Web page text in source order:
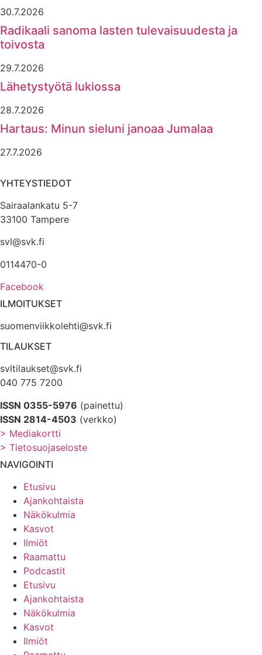
30.7.2026
Radikaali sanoma lasten tulevaisuudesta ja
toivosta
29.7.2026
Lähetystyötä lukiossa
28.7.2026
Hartaus: Minun sieluni janoaa Jumalaa
27.7.2026
YHTEYSTIEDOT
Sairaalankatu 5-7
33100 Tampere
svl@svk.fi
0114470-0
Facebook
ILMOITUKSET
suomenviikkolehti@svk.fi
TILAUKSET
svltilaukset@svk.fi
040 775 7200
ISSN 0355-5976 (painettu)
ISSN 2814-4503 (verkko)
> Mediakortti
> Tietosuojaseloste
NAVIGOINTI
Etusivu
Ajankohtaista
Näkökulmia
Kasvot
Ilmiöt
Raamattu
Podcastit
Etusivu
Ajankohtaista
Näkökulmia
Kasvot
Ilmiöt